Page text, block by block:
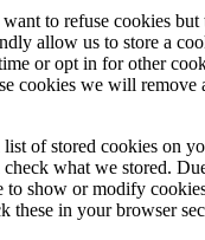
to refuse cookies but
allow us to store a
or opt in for other
cookies we will remove
of stored cookies on
what we stored.
to show or modify
these in your browser